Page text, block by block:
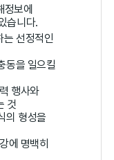
보에
습니다.
는 선정적인
동을 일으킬
행사와
것
의 형성을
에 명백히